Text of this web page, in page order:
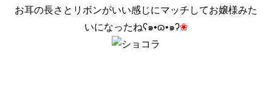
お耳の長さとリボンがいい感じにマッチしてお嬢様みた
いになったねʕ๑•ɷ•๑ʔ❀